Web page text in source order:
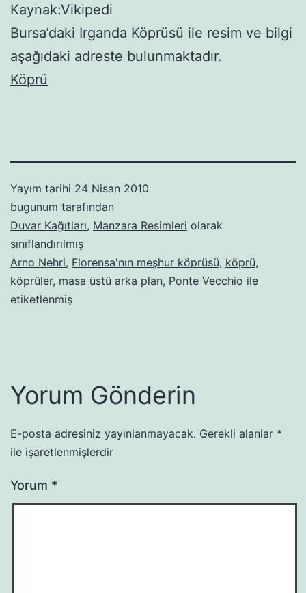
Kaynak:Vikipedi
Bursa’daki Irganda Köprüsü ile resim ve bilgi
aşağıdaki adreste bulunmaktadır.
Köprü
Yayım tarihi 24 Nisan 2010
bugunum tarafından
Duvar Kağıtları, Manzara Resimleri olarak
sınıflandırılmış
Arno Nehri, Florensa'nın meşhur köprüsü, köprü,
köprüler, masa üstü arka plan, Ponte Vecchio ile
etiketlenmiş
Yorum Gönderin
E-posta adresiniz yayınlanmayacak. Gerekli alanlar *
ile işaretlenmişlerdir
Yorum *